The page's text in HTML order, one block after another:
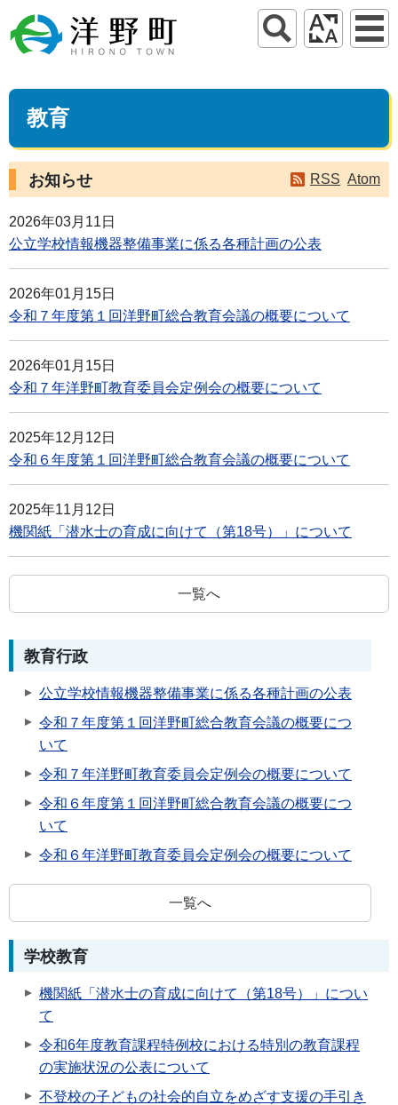
教育
お知らせ RSS Atom
2026年03月11日
公立学校情報機器整備事業に係る各種計画の公表
2026年01月15日
令和７年度第１回洋野町総合教育会議の概要について
2026年01月15日
令和７年洋野町教育委員会定例会の概要について
2025年12月12日
令和６年度第１回洋野町総合教育会議の概要について
2025年11月12日
機関紙「潜水士の育成に向けて（第18号）」について
一覧へ
教育行政
公立学校情報機器整備事業に係る各種計画の公表
令和７年度第１回洋野町総合教育会議の概要につ
いて
令和７年洋野町教育委員会定例会の概要について
令和６年度第１回洋野町総合教育会議の概要につ
いて
令和６年洋野町教育委員会定例会の概要について
一覧へ
学校教育
機関紙「潜水士の育成に向けて（第18号）」につい
て
令和6年度教育課程特例校における特別の教育課程
の実施状況の公表について
不登校の子どもの社会的自立をめざす支援の手引き